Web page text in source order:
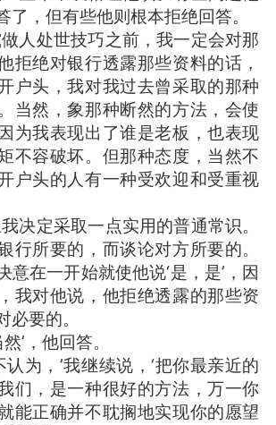
了，但有些他则根本拒绝回答。
处世技巧之前，我一定会对那
拒绝对银行透露那些资料的话，
户头，我对我过去曾采取的那种
当然，象那种断然的方法，会使
为我表现出了谁是老板，也表现
不容破坏。但那种态度，当然不
户头的人有一种受欢迎和受重视
定采取一点实用的普通常识。
行所要的，而谈论对方所要的。
意在一开始就使他说‘是，是’，因
我对他说，他拒绝透露的那些资
要的。
，他回答。
为，’我继续说，‘把你最亲近的
们，是一种很好的方法，万一你
能正确并不耽搁地实现你的愿望